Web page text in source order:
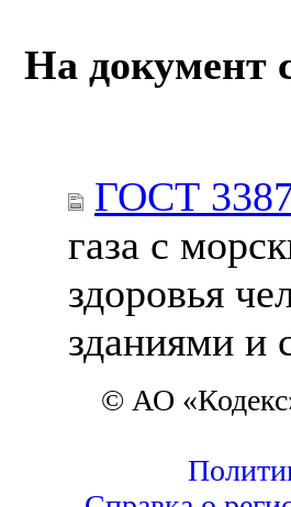
На документ
ГОСТ
газа с
здоровья
зданиями и
© АО